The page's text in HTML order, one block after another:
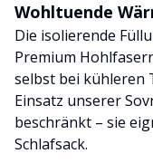
Wohltuende
Die isolierende
Premium
selbst bei kühleren
Einsatz unserer
beschränkt – sie
Schlafsack.